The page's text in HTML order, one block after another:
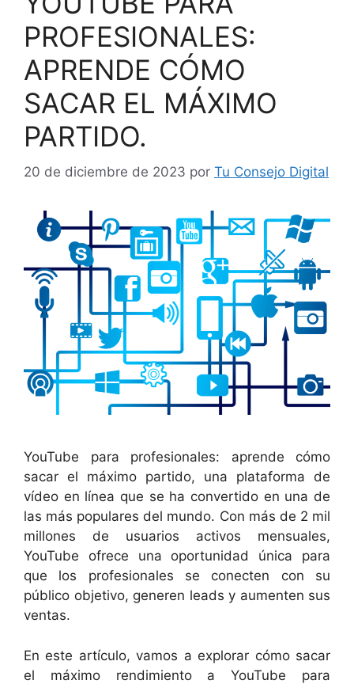
PROFESIONALES:
APRENDE CÓMO
SACAR EL MÁXIMO
PARTIDO.
20 de diciembre de 2023 por Tu Consejo Digital
YouTube para profesionales: aprende cómo
sacar el máximo partido, una plataforma de
vídeo en línea que se ha convertido en una de
las más populares del mundo. Con más de 2 mil
millones de usuarios activos mensuales,
YouTube ofrece una oportunidad única para
que los profesionales se conecten con su
público objetivo, generen leads y aumenten sus
ventas.
En este artículo, vamos a explorar cómo sacar
el máximo rendimiento a YouTube para